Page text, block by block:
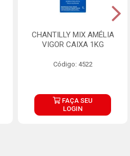
CHANTILLY MIX AMÉLIA
VIGOR CAIXA 1KG
Código: 4522
FAÇA SEU
LOGIN